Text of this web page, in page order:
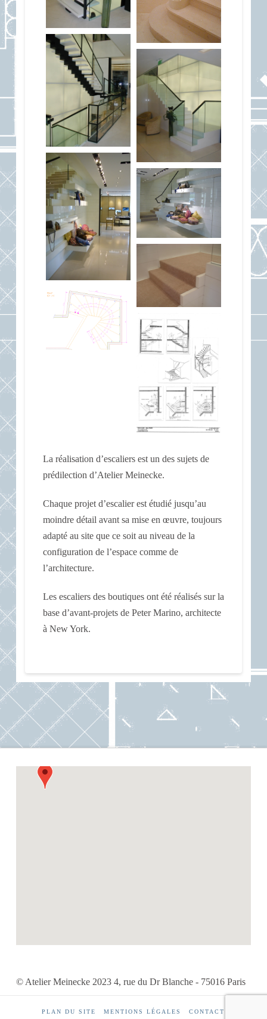
La réalisation d’escaliers est un des sujets de
prédilection d’Atelier Meinecke.
Chaque projet d’escalier est étudié jusqu’au
moindre détail avant sa mise en œuvre, toujours
adapté au site que ce soit au niveau de la
configuration de l’espace comme de
l’architecture.
Les escaliers des boutiques ont été réalisés sur la
base d’avant-projets de Peter Marino, architecte
à New York.
© Atelier Meinecke 2023 4, rue du Dr Blanche - 75016 Paris
PLAN DU SITE MENTIONS LÉGALES CONTACT